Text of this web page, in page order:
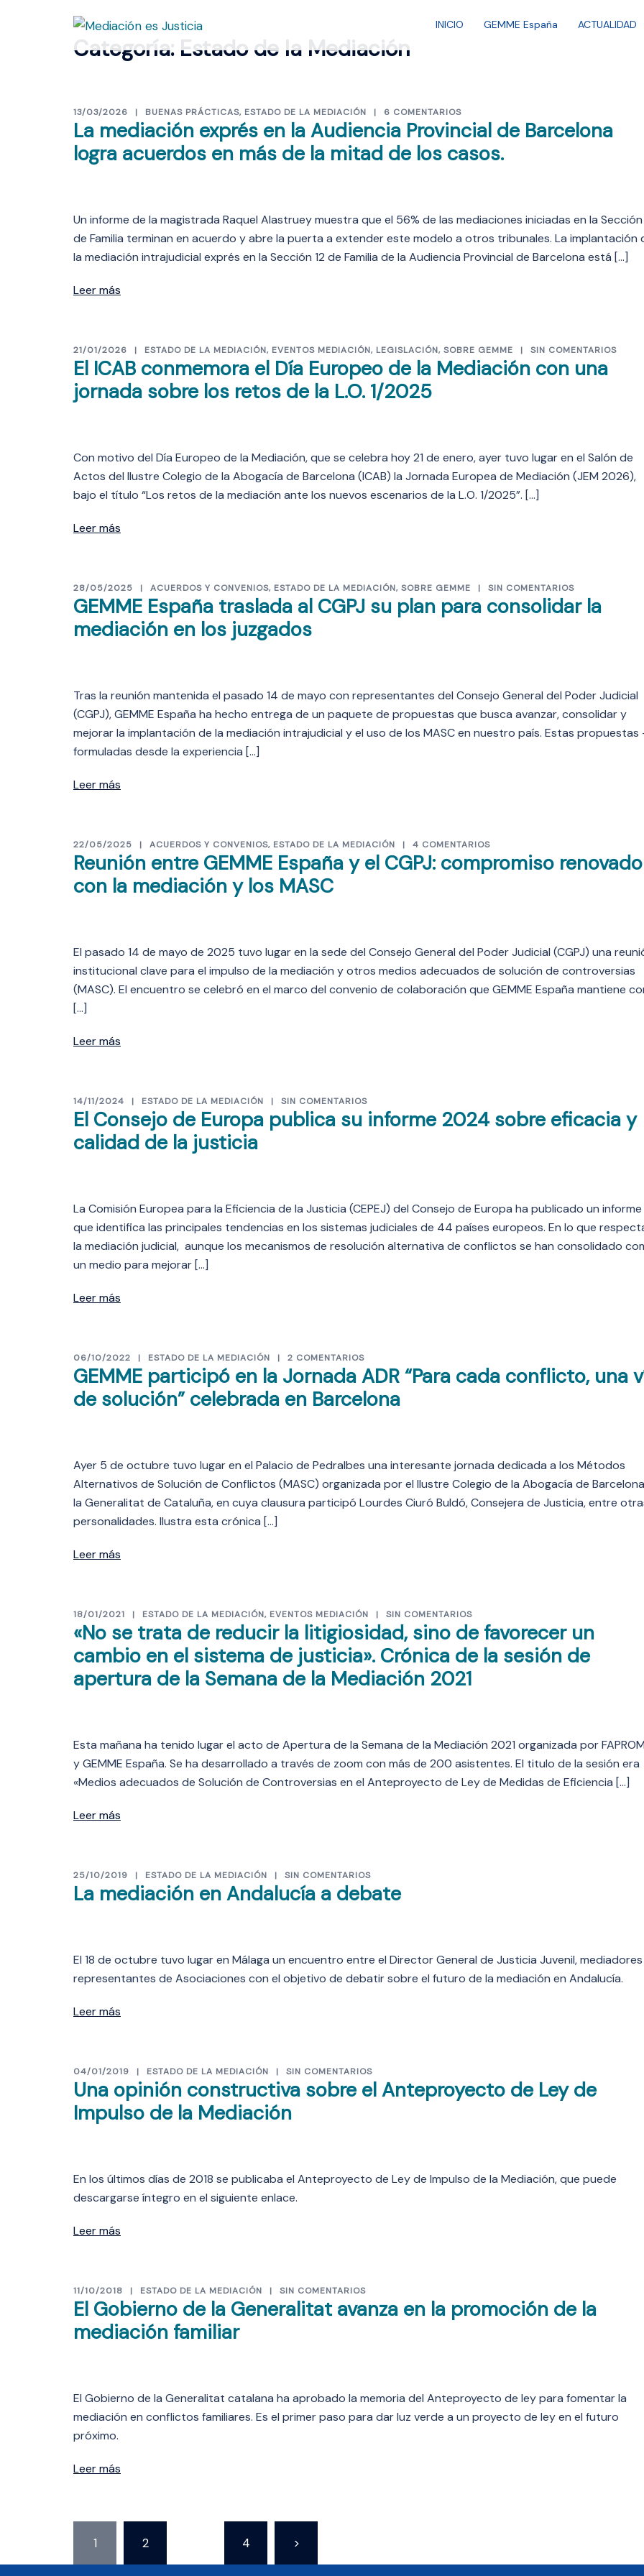
INICIO GEMME España ACTUALIDAD
Categoría: Estado de la Mediación
13/03/2026 BUENAS PRÁCTICAS, ESTADO DE LA MEDIACIÓN 6 COMENTARIOS
La mediación exprés en la Audiencia Provincial de Barcelona
logra acuerdos en más de la mitad de los casos.
Un informe de la magistrada Raquel Alastruey muestra que el 56% de las mediaciones iniciadas en la Sección
de Familia terminan en acuerdo y abre la puerta a extender este modelo a otros tribunales. La implantación
la mediación intrajudicial exprés en la Sección 12 de Familia de la Audiencia Provincial de Barcelona está […]
Leer más
21/01/2026 ESTADO DE LA MEDIACIÓN, EVENTOS MEDIACIÓN, LEGISLACIÓN, SOBRE GEMME SIN COMENTARIOS
El ICAB conmemora el Día Europeo de la Mediación con una
jornada sobre los retos de la L.O. 1/2025
Con motivo del Día Europeo de la Mediación, que se celebra hoy 21 de enero, ayer tuvo lugar en el Salón de
Actos del Ilustre Colegio de la Abogacía de Barcelona (ICAB) la Jornada Europea de Mediación (JEM 2026),
bajo el título “Los retos de la mediación ante los nuevos escenarios de la L.O. 1/2025”. […]
Leer más
28/05/2025 ACUERDOS Y CONVENIOS, ESTADO DE LA MEDIACIÓN, SOBRE GEMME SIN COMENTARIOS
GEMME España traslada al CGPJ su plan para consolidar la
mediación en los juzgados
Tras la reunión mantenida el pasado 14 de mayo con representantes del Consejo General del Poder Judicial
(CGPJ), GEMME España ha hecho entrega de un paquete de propuestas que busca avanzar, consolidar y
mejorar la implantación de la mediación intrajudicial y el uso de los MASC en nuestro país. Estas
formuladas desde la experiencia […]
Leer más
22/05/2025 ACUERDOS Y CONVENIOS, ESTADO DE LA MEDIACIÓN 4 COMENTARIOS
Reunión entre GEMME España y el CGPJ: compromiso renovado
con la mediación y los MASC
El pasado 14 de mayo de 2025 tuvo lugar en la sede del Consejo General del Poder Judicial (CGPJ) una
institucional clave para el impulso de la mediación y otros medios adecuados de solución de controversias
(MASC). El encuentro se celebró en el marco del convenio de colaboración que GEMME España mantiene
[…]
Leer más
14/11/2024 ESTADO DE LA MEDIACIÓN SIN COMENTARIOS
El Consejo de Europa publica su informe 2024 sobre eficacia y
calidad de la justicia
La Comisión Europea para la Eficiencia de la Justicia (CEPEJ) del Consejo de Europa ha publicado un informe
que identifica las principales tendencias en los sistemas judiciales de 44 países europeos. En lo que
la mediación judicial, aunque los mecanismos de resolución alternativa de conflictos se han consolidado
un medio para mejorar […]
Leer más
06/10/2022 ESTADO DE LA MEDIACIÓN 2 COMENTARIOS
GEMME participó en la Jornada ADR “Para cada conflicto, una
de solución” celebrada en Barcelona
Ayer 5 de octubre tuvo lugar en el Palacio de Pedralbes una interesante jornada dedicada a los Métodos
Alternativos de Solución de Conflictos (MASC) organizada por el Ilustre Colegio de la Abogacía de
la Generalitat de Cataluña, en cuya clausura participó Lourdes Ciuró Buldó, Consejera de Justicia, entre
personalidades. Ilustra esta crónica […]
Leer más
18/01/2021 ESTADO DE LA MEDIACIÓN, EVENTOS MEDIACIÓN SIN COMENTARIOS
«No se trata de reducir la litigiosidad, sino de favorecer un
cambio en el sistema de justicia». Crónica de la sesión de
apertura de la Semana de la Mediación 2021
Esta mañana ha tenido lugar el acto de Apertura de la Semana de la Mediación 2021 organizada por
y GEMME España. Se ha desarrollado a través de zoom con más de 200 asistentes. El titulo de la sesión era
«Medios adecuados de Solución de Controversias en el Anteproyecto de Ley de Medidas de Eficiencia […]
Leer más
25/10/2019 ESTADO DE LA MEDIACIÓN SIN COMENTARIOS
La mediación en Andalucía a debate
El 18 de octubre tuvo lugar en Málaga un encuentro entre el Director General de Justicia Juvenil,
representantes de Asociaciones con el objetivo de debatir sobre el futuro de la mediación en Andalucía.
Leer más
04/01/2019 ESTADO DE LA MEDIACIÓN SIN COMENTARIOS
Una opinión constructiva sobre el Anteproyecto de Ley de
Impulso de la Mediación
En los últimos días de 2018 se publicaba el Anteproyecto de Ley de Impulso de la Mediación, que puede
descargarse íntegro en el siguiente enlace.
Leer más
11/10/2018 ESTADO DE LA MEDIACIÓN SIN COMENTARIOS
El Gobierno de la Generalitat avanza en la promoción de la
mediación familiar
El Gobierno de la Generalitat catalana ha aprobado la memoria del Anteproyecto de ley para fomentar la
mediación en conflictos familiares. Es el primer paso para dar luz verde a un proyecto de ley en el futuro
próximo.
Leer más
Paginación
de1 2 4 >